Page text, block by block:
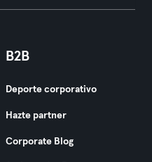
B2B
Deporte corporativo
Hazte partner
Corporate Blog